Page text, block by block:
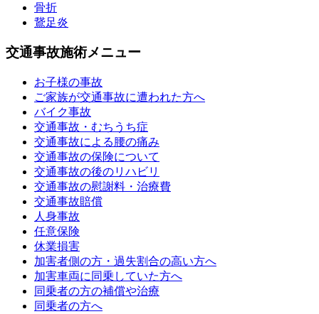
骨折
鵞足炎
交通事故施術メニュー
お子様の事故
ご家族が交通事故に遭われた方へ
バイク事故
交通事故・むちうち症
交通事故による腰の痛み
交通事故の保険について
交通事故の後のリハビリ
交通事故の慰謝料・治療費
交通事故賠償
人身事故
任意保険
休業損害
加害者側の方・過失割合の高い方へ
加害車両に同乗していた方へ
同乗者の方の補償や治療
同乗者の方へ